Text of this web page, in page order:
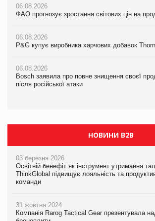
06.08.2026
ФАО прогнозує зростання світових цін на
06.08.2026
P&G купує виробника харчових добавок
06.08.2026
Bosch заявила про повне знищення своєї
після російської атаки
05.08.2026
новинки від ТМ ТОКЕРИ
Сергій Лісунов про заморожені хлібобулочні
06.08.2026
ФАО прогнозує зростання світових цін на
06.08.2026
P&G купує виробника харчових добавок
06.08.2026
Bosch заявила про повне знищення своєї
після російської атаки
НОВИНИ B2B
03 березня 2026
Освітній бенефіт як інструмент утримання
ThinkGlobal підвищує лояльність та
команди
31 жовтня 2024
Компанія Rarog Tactical Gear презентувала